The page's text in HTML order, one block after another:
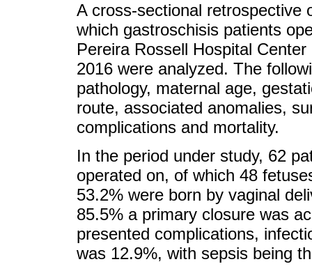
A cross-sectional retrospective
which gastroschisis patients
Pereira Rossell Hospital
2016 were analyzed. The
pathology, maternal age,
route, associated anomalies,
complications and mortality.
In the period under study, 62
operated on, of which 48
53.2% were born by vaginal
85.5% a primary closure was
presented complications,
was 12.9%, with sepsis being